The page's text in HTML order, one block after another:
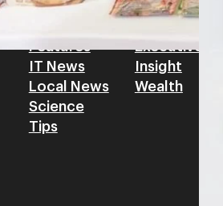
Features
IT News
Local News
Science
Tips
Corporate
Executive
Insight
Wealth